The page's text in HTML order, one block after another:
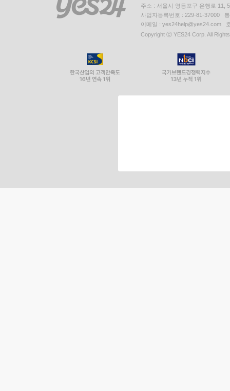
주소 : 서울시 영등포구 은행로 11,
사업자등록번호 : 229-81-37000
이메일 : yes24help@yes24.com
Copyright ⓒ YES24 Corp. All